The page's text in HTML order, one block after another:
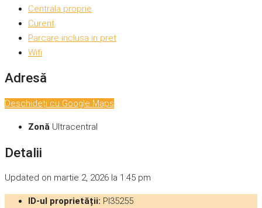
Centrala proprie
Curent
Parcare inclusa in pret
Wifi
Adresă
Deschideți cu Google Maps
Zonă Ultracentral
Detalii
Updated on martie 2, 2026 la 1:45 pm
ID-ul proprietății: PI35255